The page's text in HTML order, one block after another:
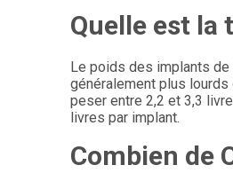
Quelle est la
Le poids des implants
généralement plus
peser entre 2,2 et 3,3
livres par implant.
Combien de